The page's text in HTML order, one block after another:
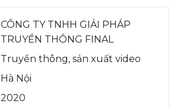
CÔNG TY TNHH GIẢI PHÁP
TRUYỀN THÔNG FINAL
Truyền thông, sản xuất video
Hà Nội
2020